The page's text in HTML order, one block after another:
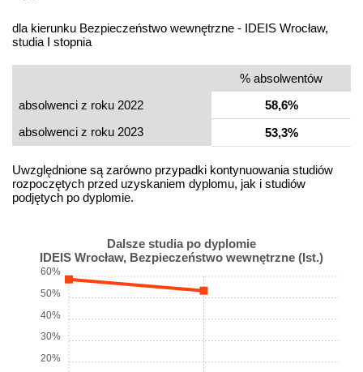
dla kierunku Bezpieczeństwo wewnętrzne - IDEIS Wrocław,
studia I stopnia
% absolwentów
absolwenci z roku 2022
58,6%
absolwenci z roku 2023
53,3%
Uwzględnione są zarówno przypadki kontynuowania studiów
rozpoczętych przed uzyskaniem dyplomu, jak i studiów
podjętych po dyplomie.
Dalsze studia po dyplomie
IDEIS Wrocław, Bezpieczeństwo wewnętrzne (Ist.)
20%
30%
40%
50%
60%